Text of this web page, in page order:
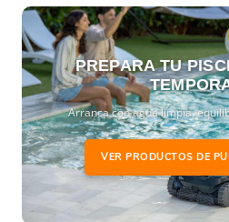
PREPARA TU
Arranca con agua limpia,
VER PRODUCTOS DE